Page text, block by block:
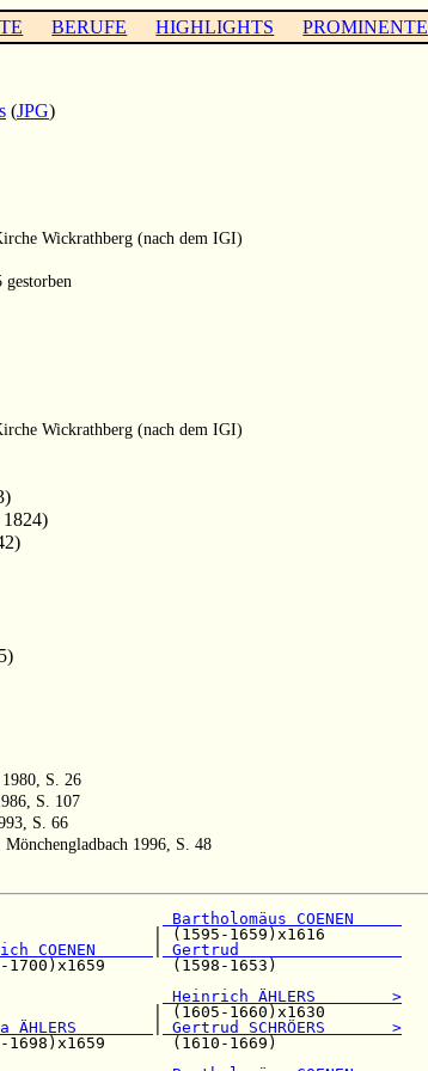
BERUFE HIGHLIGHTS PROMINENTE
(JPG)
Wickrathberg (nach dem IGI)
gestorben
Wickrathberg (nach dem IGI)
S. 26
S. 107
S. 66
1996, S. 48
Bartholomäus COENEN
| (1595-1659)x1616
COENEN
Gertrud
(1625-1700)x1659       (1598-1653)
|
Heinrich ÄHLERS        >
| (1605-1660)x1630
ÄHLERS
Gertrud SCHRÖERS       >
(1637-1698)x1659       (1610-1669)